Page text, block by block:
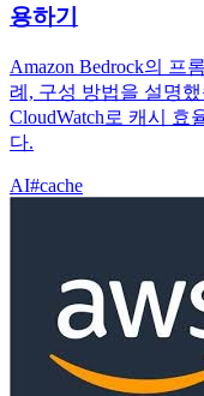
용하기
Amazon Bedrock의 프
례, 구성 방법을 설명
CloudWatch로 캐시 효
다.
AI#cache